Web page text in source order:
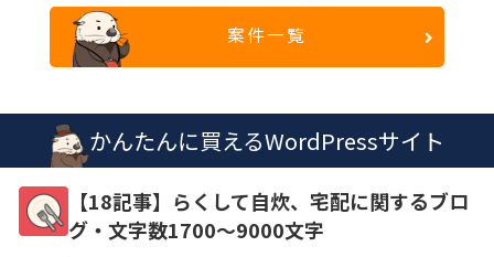
案件一覧
かんたんに買えるWordPressサイト
【18記事】らくして自炊、宅配に関するブロ
グ・文字数1700～9000文字